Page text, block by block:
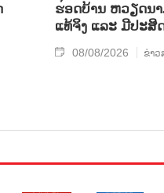
ຮອດ​ບ້ານ ຫວຽດ​ນ
ແທ້​ຈິງ ແລະ ມີ​ປະ​ສິ
08/08/2026 ຂ່າວ